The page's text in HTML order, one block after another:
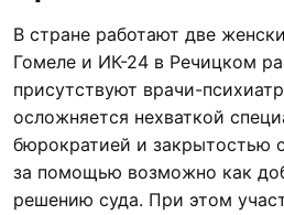
В стране работают две
Гомеле и ИК-24 в Речицком
присутствуют врачи-
осложняется нехваткой
бюрократией и закрытостью
за помощью возможно как
решению суда. При этом